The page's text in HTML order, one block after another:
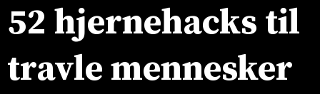
52 hjernehacks til
travle mennesker